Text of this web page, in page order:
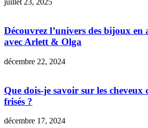
juillet 23, 2025
Découvrez l’univers des bijoux en
avec Arlett & Olga
décembre 22, 2024
Que dois-je savoir sur les cheveux
frisés ?
décembre 17, 2024